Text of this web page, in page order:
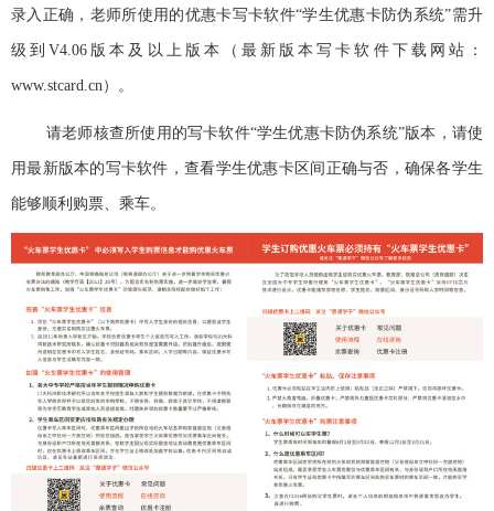
录入正确，老师所使用的优惠卡写卡软件“学生优惠卡防伪系统”需升
级到V4.06 版本及以上版本（最新版本写卡软件下载网站：
www.stcard.cn ）。
请老师核查所使用的写卡软件“学生优惠卡防伪系统”版本，请使
用最新版本的写卡软件，查看学生优惠卡区间正确与否，确保各学生
能够顺利购票、乘车。